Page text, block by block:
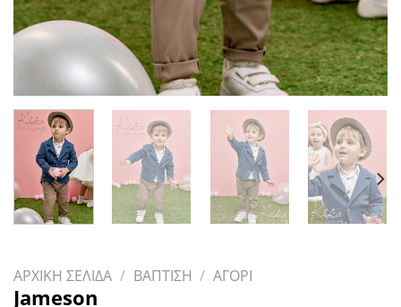
ΑΡΧΙΚΗ ΣΕΛΙΔΑ / ΒΑΠΤΙΣΗ / ΑΓΟΡΙ
Jameson